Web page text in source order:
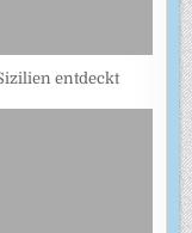
entdeckt